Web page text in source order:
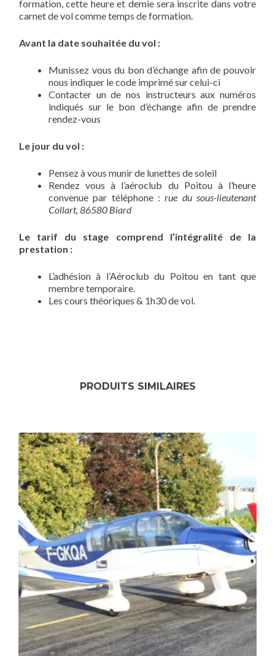
formation, cette heure et demie sera inscrite dans votre
carnet de vol comme temps de formation.
Avant la date souhaitée du vol :
Munissez vous du bon d’échange afin de pouvoir
nous indiquer le code imprimé sur celui-ci
Contacter un de nos instructeurs aux numéros
indiqués sur le bon d’échange afin de prendre
rendez-vous
Le jour du vol :
Pensez à vous munir de lunettes de soleil
Rendez vous à l’aéroclub du Poitou à l’heure
convenue par téléphone :rue du sous-lieutenant
Collart, 86580 Biard
Le tarif du stage comprend l’intégralité de la
prestation :
L’adhésion à l’Aéroclub du Poitou en tant que
membre temporaire.
Les cours théoriques & 1h30 de vol.
PRODUITS SIMILAIRES